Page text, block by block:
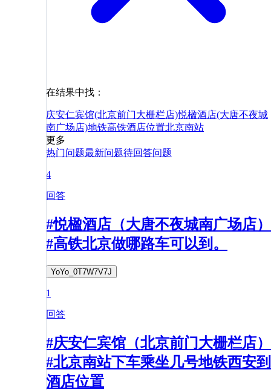
在结果中找：
庆安仁宾馆(北京前门大栅栏店)悦楹酒店(大唐不夜城
南广场店)地铁高铁酒店位置北京南站
更多
热门问题最新问题待回答问题
4
回答
#悦楹酒店（大唐不夜城南广场店）
#高铁北京做哪路车可以到。
YoYo_0T7W7V7J
1
回答
#庆安仁宾馆（北京前门大栅栏店）
#北京南站下车乘坐几号地铁西安到
酒店位置